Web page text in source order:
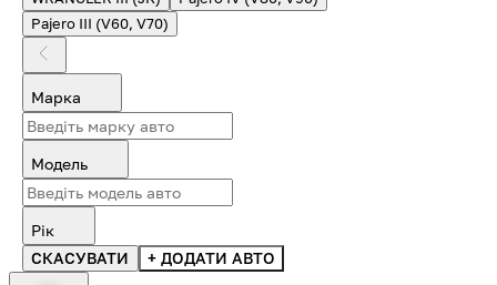
Pajero III (V60, V70)
Марка
Модель
Рік
СКАСУВАТИ
+ ДОДАТИ АВТО